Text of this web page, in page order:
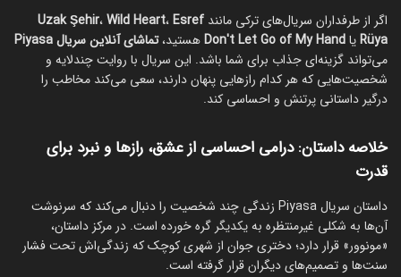
اگر از طرفداران سریال‌های ترکی مانند
Uzak Şehir،Wild Heart،Esref
RüyaیاDon't Let Go of My Handهستید،تماشای آنلاین سریال Piyasa
می‌تواند گزینه‌ای جذاب برای شما باشد. این سریال با روایت چندلایه و
شخصیت‌هایی که هر کدام رازهایی پنهان دارند، سعی می‌کند مخاطب را
درگیر داستانی پرتنش و احساسی کند.
خلاصه داستان: درامی احساسی از عشق، رازها و نبرد برای
قدرت
داستان سریال Piyasa زندگی چند شخصیت را دنبال می‌کند که سرنوشت
آن‌ها به شکلی غیرمنتظره به یکدیگر گره خورده است. در مرکز داستان،
«مونوور» قرار دارد؛ دختری جوان از شهری کوچک که زندگی‌اش تحت فشار
سنت‌ها و تصمیم‌های دیگران قرار گرفته است.